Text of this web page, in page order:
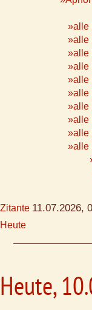
»alle
»alle
»alle
»alle
»alle
»alle
»alle
»alle
»alle
»alle
Zitante 11.07.2026,
Heute
Heute,